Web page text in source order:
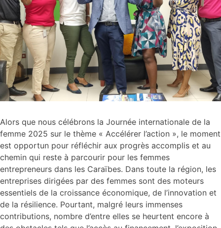
Alors que nous célébrons la Journée internationale de la
femme 2025 sur le thème « Accélérer l’action », le moment
est opportun pour réfléchir aux progrès accomplis et au
chemin qui reste à parcourir pour les femmes
entrepreneurs dans les Caraïbes. Dans toute la région, les
entreprises dirigées par des femmes sont des moteurs
essentiels de la croissance économique, de l’innovation et
de la résilience. Pourtant, malgré leurs immenses
contributions, nombre d’entre elles se heurtent encore à